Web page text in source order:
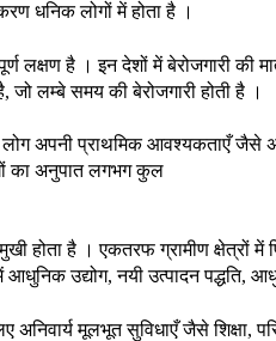
धनिक लोगों में होता है ।
लक्षण है । इन देशों में बेरोजगारी
जो लम्बे समय की बेरोजगारी होती है ।
लोग अपनी प्राथमिक आवश्यकताएँ
का अनुपात लगभग कुल
होता है । एकतरफ ग्रामीण क्षेत्रों
उद्योग, नयी उत्पादन पद्धति,
अनिवार्य मूलभूत सुविधाएँ जैसे शिक्षा,